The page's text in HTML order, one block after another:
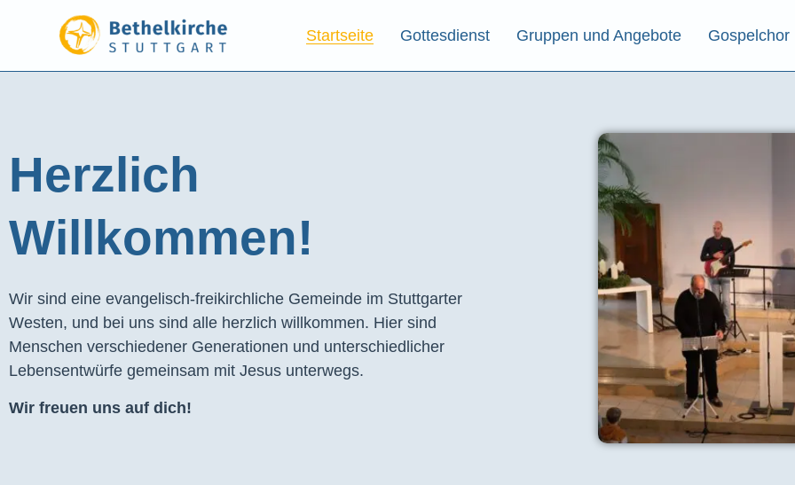
Startseite Gottesdienst Gruppen und Angebote Gospelchor
Herzlich
Willkommen!
Wir sind eine evangelisch-freikirchliche Gemeinde im Stuttgarter
Westen, und bei uns sind alle herzlich willkommen. Hier sind
Menschen verschiedener Generationen und unterschiedlicher
Lebensentwürfe gemeinsam mit Jesus unterwegs.
Wir freuen uns auf dich!